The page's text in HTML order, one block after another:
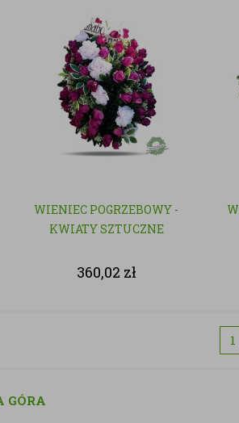
WIENIEC POGRZEBOWY -
KWIATY SZTUCZNE
360,02 zł
1